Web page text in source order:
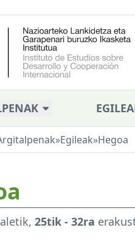
»Egileak»Hegoa
25tik - 32ra